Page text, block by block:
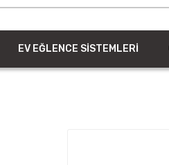
EV EĞLENCE SİSTEMLERİ